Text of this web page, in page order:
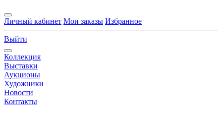
Личный кабинет Мои заказы Избранное
Выйти
Коллекция
Выставки
Аукционы
Художники
Новости
Контакты